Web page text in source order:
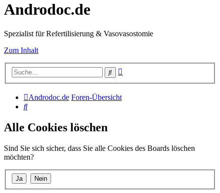
Androdoc.de
Spezialist für Refertilisierung & Vasovasostomie
Zum Inhalt
Suche
Androdoc.de Foren-Übersicht
Suche
Alle Cookies löschen
Sind Sie sich sicher, dass Sie alle Cookies des Boards löschen
möchten?